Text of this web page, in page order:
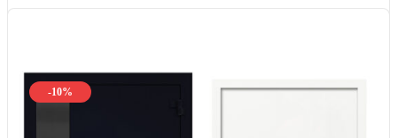
-10%